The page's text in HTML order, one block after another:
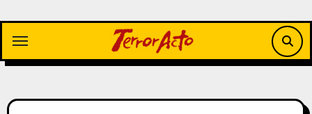
contenido